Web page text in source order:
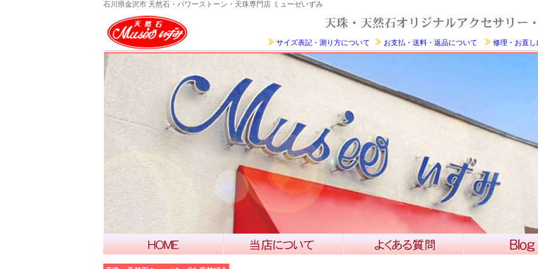
石川県金沢市 天然石・パワーストーン・天珠専門店 ミューゼいずみ
サイズ表記・測り方について お支払・送料・返品について 修理・お直し